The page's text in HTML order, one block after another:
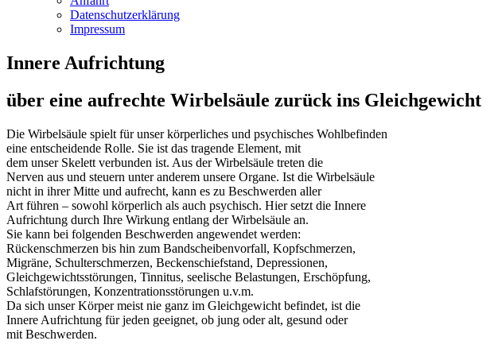
Datenschutzerklärung
Impressum
Innere Aufrichtung
über eine aufrechte Wirbelsäule zurück ins Gleichgewicht
Die Wirbelsäule spielt für unser körperliches und psychisches Wohlbefinden
eine entscheidende Rolle. Sie ist das tragende Element, mit
dem unser Skelett verbunden ist. Aus der Wirbelsäule treten die
Nerven aus und steuern unter anderem unsere Organe. Ist die Wirbelsäule
nicht in ihrer Mitte und aufrecht, kann es zu Beschwerden aller
Art führen – sowohl körperlich als auch psychisch. Hier setzt die Innere
Aufrichtung durch Ihre Wirkung entlang der Wirbelsäule an.
Sie kann bei folgenden Beschwerden angewendet werden:
Rückenschmerzen bis hin zum Bandscheibenvorfall, Kopfschmerzen,
Migräne, Schulterschmerzen, Beckenschiefstand, Depressionen,
Gleichgewichtsstörungen, Tinnitus, seelische Belastungen, Erschöpfung,
Schlafstörungen, Konzentrationsstörungen u.v.m.
Da sich unser Körper meist nie ganz im Gleichgewicht befindet, ist die
Innere Aufrichtung für jeden geeignet, ob jung oder alt, gesund oder
mit Beschwerden.